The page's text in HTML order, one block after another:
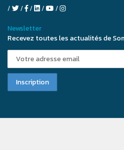
Newsletter
Recevez toutes les actualités de